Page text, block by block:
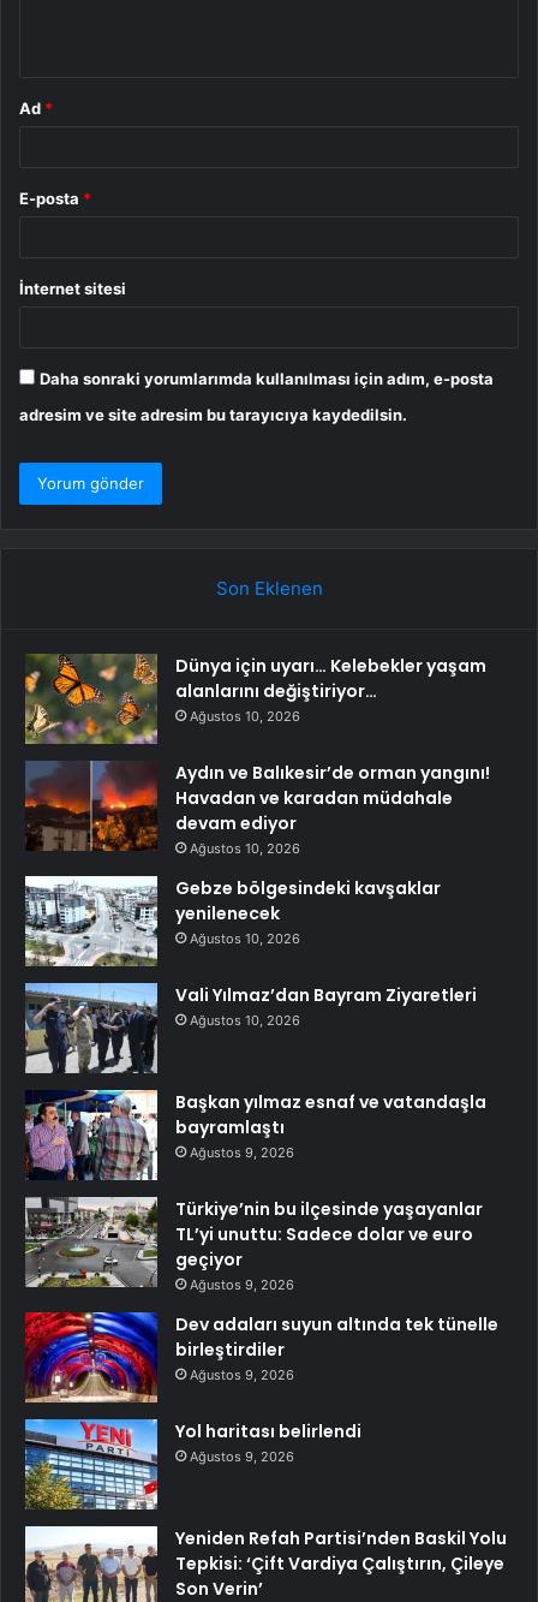
Ad *
E-posta *
İnternet sitesi
Daha sonraki yorumlarımda kullanılması için adım, e-posta
adresim ve site adresim bu tarayıcıya kaydedilsin.
Son Eklenen
Dünya için uyarı… Kelebekler yaşam
alanlarını değiştiriyor…
Ağustos 10, 2026
Aydın ve Balıkesir’de orman yangını!
Havadan ve karadan müdahale
devam ediyor
Ağustos 10, 2026
Gebze bölgesindeki kavşaklar
yenilenecek
Ağustos 10, 2026
Vali Yılmaz’dan Bayram Ziyaretleri
Ağustos 10, 2026
Başkan yılmaz esnaf ve vatandaşla
bayramlaştı
Ağustos 9, 2026
Türkiye’nin bu ilçesinde yaşayanlar
TL’yi unuttu: Sadece dolar ve euro
geçiyor
Ağustos 9, 2026
Dev adaları suyun altında tek tünelle
birleştirdiler
Ağustos 9, 2026
Yol haritası belirlendi
Ağustos 9, 2026
Yeniden Refah Partisi’nden Baskil Yolu
Tepkisi: ‘Çift Vardiya Çalıştırın, Çileye
Son Verin’